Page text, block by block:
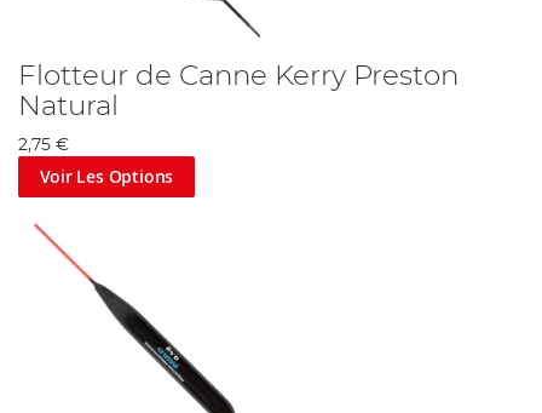
Flotteur de Canne Kerry Preston
Natural
2,75 €
Voir Les Options